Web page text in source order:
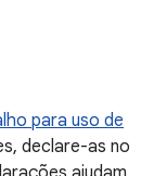
para uso de
declare-as no